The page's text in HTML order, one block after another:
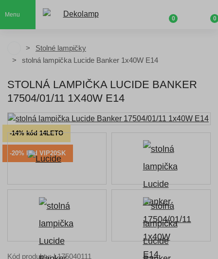
Menu
0 0
Stolné lampičky
stolná lampička Lucide Banker 1x40W E14
STOLNÁ LAMPIČKA LUCIDE BANKER
17504/01/11 1X40W E14
-14% kód 14LETO
-20% kód VIP20SK
Kód produktu: L175040111